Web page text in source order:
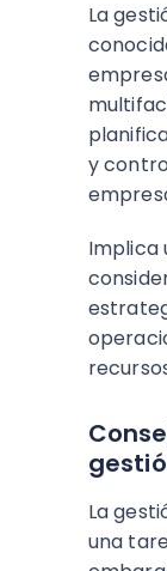
La
y
Implica
La
una